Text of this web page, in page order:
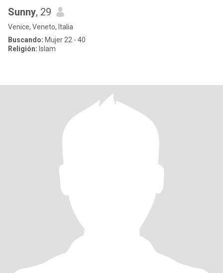
Sunny, 29
Venice, Veneto, Italia
Buscando: Mujer 22 - 40
Religión: Islam